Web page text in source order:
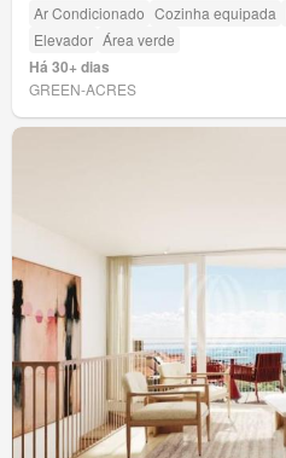
Ar Condicionado Cozinha equipada
Elevador Área verde
Há 30+ dias
GREEN-ACRES